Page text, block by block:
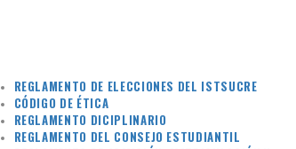
REGLAMENTO DE ELECCIONES DEL ISTSUCRE
CÓDIGO DE ÉTICA
REGLAMENTO DICIPLINARIO
REGLAMENTO DEL CONSEJO ESTUDIANTIL